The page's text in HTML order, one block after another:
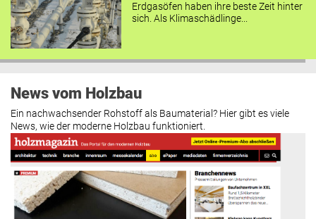
Erdgasöfen haben ihre beste Zeit hinter
sich. Als Klimaschädlinge...
News vom Holzbau
Ein nachwachsender Rohstoff als Baumaterial? Hier gibt es viele
News, wie der moderne Holzbau funktioniert.